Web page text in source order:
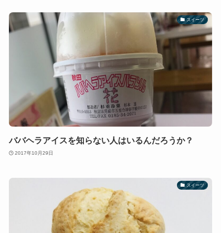
スイーツ
ババヘラアイスを知らない人はいるんだろうか？
2017年10月29日
スイーツ